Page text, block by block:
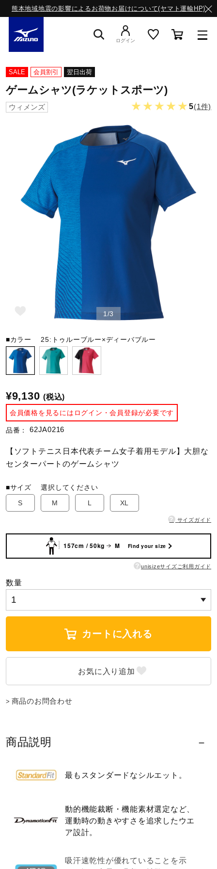
熊本地域地震の影響によるお荷物お届けについて(ヤマト運輸HP)
スニーカー
ライフスタイルウエア
ランニング
サッカー／フットサル
トレーニング
ゴルフ
スイム
バレーボール
バドミントン
陸上競技
卓球
ワーキング
ウォーキングシューズ
ライフスタイルグッズ
インナー
寝具／ミズノスリープ
アウトドア／レイン
ログイン
SALE 会員割引 翌日出荷
ゲームシャツ(ラケットスポーツ)
ウィメンズ ★★★★★5(1件)
1/3
■カラー 25:トゥルーブルー×ディーバブルー
¥9,130 (税込)
会員価格を見るにはログイン・会員登録が必要です
品番： 62JA0216
【ソフトテニス日本代表チーム女子着用モデル】大胆な
センターパートのゲームシャツ
■サイズ選択してください
S
M L XL
? サイズガイド
157cm / 50kg M Find your size
? unisizeサイズご利用ガイド
数量
カートに入れる
商品のお問合わせ
商品説明
最もスタンダードなシルエット。
動的機能裁断・機能素材選定など、
運動時の動きやすさを追求したウエ
ア設計。
吸汗速乾性が優れていることを示